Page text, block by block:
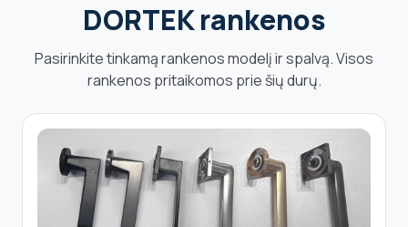
DORTEK rankenos
Pasirinkite tinkamą rankenos modelį ir spalvą. Visos
rankenos pritaikomos prie šių durų.